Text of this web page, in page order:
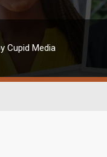
Cupid Media